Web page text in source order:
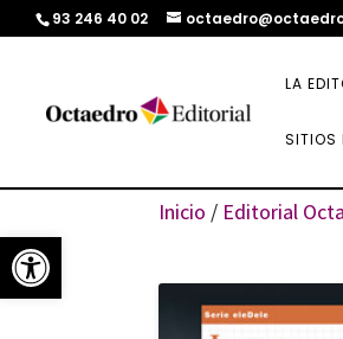
Abrir barra de herramientas
93 246 40 02
LA
SITIOS
Inicio / Editorial